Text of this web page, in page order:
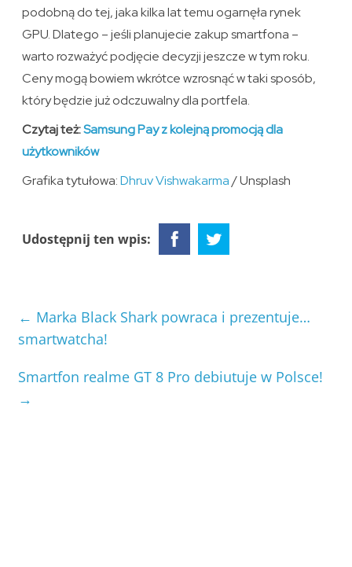
podobną do tej, jaka kilka lat temu ogarnęła rynek
GPU. Dlatego – jeśli planujecie zakup smartfona –
warto rozważyć podjęcie decyzji jeszcze w tym roku.
Ceny mogą bowiem wkrótce wzrosnąć w taki sposób,
który będzie już odczuwalny dla portfela.
Czytaj też:Samsung Pay z kolejną promocją dla
użytkowników
Grafika tytułowa:Dhruv Vishwakarma/ Unsplash
Udostępnij ten wpis:
← Marka Black Shark powraca i prezentuje…
smartwatcha!
Smartfon realme GT 8 Pro debiutuje w Polsce!
→